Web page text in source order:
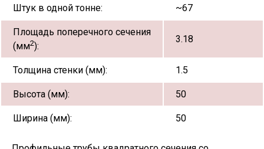
Штук в одной тонне: ~67
Площадь поперечного сечения
(мм2):
3.18
Толщина стенки (мм): 1.5
Высота (мм): 50
Ширина (мм): 50